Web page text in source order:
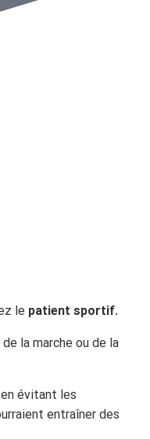
le patient sportif.
la marche ou de la
évitant les
entraîner des